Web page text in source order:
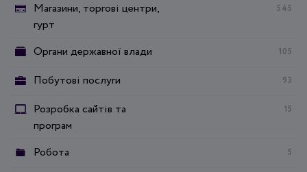
Магазини, торгові центри,
гурт
545
Органи державної влади 105
Побутові послуги 93
Розробка сайтів та
програм
15
Робота 5